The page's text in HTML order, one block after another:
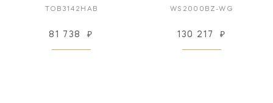
TOB3142HAB
81 738 ₽
WS2000BZ-WG
130 217 ₽